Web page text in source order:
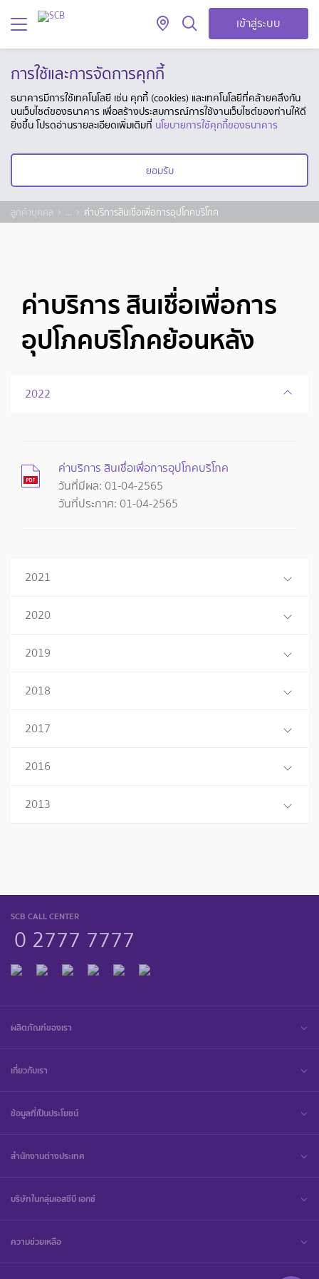
เข้าสู่ระบบ
การใช้และการจัดการคุกกี้
ธนาคารมีการใช้เทคโนโลยี เช่น คุกกี้ (cookies) และเทคโนโลยีที่คล้ายคลึงกัน
บนเว็บไซต์ของธนาคาร เพื่อสร้างประสบการณ์การใช้งานเว็บไซต์ของท่านให้ดี
ยิ่งขึ้น โปรดอ่านรายละเอียดเพิ่มเติมที่ นโยบายการใช้คุกกี้ของธนาคาร
ยอมรับ
ลูกค้าบุคคล ... ค่าบริการสินเชื่อเพื่อการอุปโภคบริโภค
ค่าบริการ สินเชื่อเพื่อการ
อุปโภคบริโภคย้อนหลัง
2022
ค่าบริการ สินเชื่อเพื่อการอุปโภคบริโภค
วันที่มีผล: 01-04-2565
วันที่ประกาศ: 01-04-2565
2021
2020
2019
2018
2017
2016
2013
SCB CALL CENTER
0 2777 7777
ผลิตภัณฑ์ของเรา
เกี่ยวกับเรา
ข้อมูลที่เป็นประโยชน์
สำนักงานต่างประเทศ
บริษัทในกลุ่มเอสซีบี เอกซ์
ความช่วยเหลือ